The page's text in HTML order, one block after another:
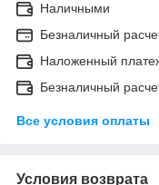
Наличными
Безналичный
Наложенный
Безналичный
Все условия оплаты
Условия возврата